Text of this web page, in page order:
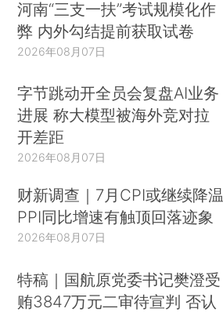
河南“三支一扶”考试规模化作
弊 内外勾结提前获取试卷
2026年08月07日
字节跳动开全员会复盘AI业务
进展 称大模型被海外竞对拉
开差距
2026年08月07日
财新调查｜7月CPI或继续降温
PPI同比增速有触顶回落迹象
2026年08月07日
特稿｜国航原党委书记樊澄受
贿3847万元二审待宣判 否认